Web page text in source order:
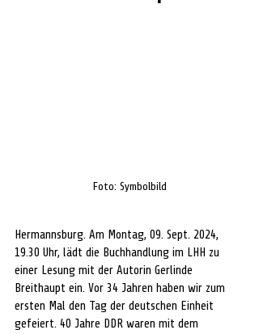
Foto: Symbolbild
Hermannsburg. Am Montag, 09. Sept. 2024,
19.30 Uhr, lädt die Buchhandlung im LHH zu
einer Lesung mit der Autorin Gerlinde
Breithaupt ein. Vor 34 Jahren haben wir zum
ersten Mal den Tag der deutschen Einheit
gefeiert. 40 Jahre DDR waren mit dem